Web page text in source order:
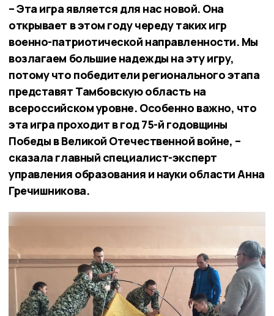
– Эта игра является для нас новой. Она
открывает в этом году череду таких игр
военно-патриотической направленности. Мы
возлагаем большие надежды на эту игру,
потому что победители регионального этапа
представят Тамбовскую область на
всероссийском уровне. Особенно важно, что
эта игра проходит в год 75-й годовщины
Победы в Великой Отечественной войне, –
сказала главный специалист-эксперт
управления образования и науки области Анна
Гречишникова.